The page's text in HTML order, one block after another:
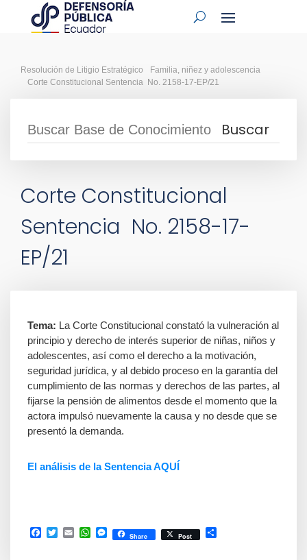
Resolución de Litigio Estratégico
Familia, niñez y adolescencia
Corte Constitucional Sentencia No. 2158-17-EP/21
Corte Constitucional
Sentencia No. 2158-17-
EP/21
Tema: La Corte Constitucional constató la vulneración al
principio y derecho de interés superior de niñas, niños y
adolescentes, así como el derecho a la motivación,
seguridad jurídica, y al debido proceso en la garantía del
cumplimiento de las normas y derechos de las partes, al
fijarse la pensión de alimentos desde el momento que la
actora impulsó nuevamente la causa y no desde que se
presentó la demanda.
El análisis de la Sentencia AQUÍ
Facebook
TwitterEmailWhatsApp
Messenger
Share Post